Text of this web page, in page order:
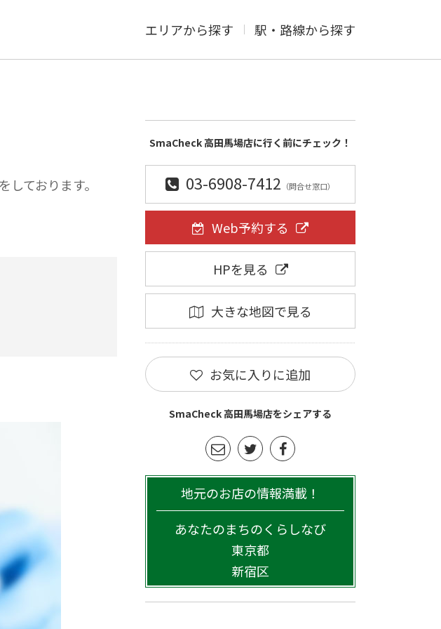
エリアから探す 駅・路線から探す
ております。
SmaCheck 高田馬場店に行く前にチェック！
03-6908-7412 （問合せ窓口）
Web予約する
HPを見る
大きな地図で見る
お気に入りに追加
SmaCheck 高田馬場店をシェアする
地元のお店の情報満載！
あなたのまちのくらしなび
東京都
新宿区